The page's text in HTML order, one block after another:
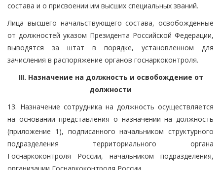
состава и о присвоении им высших специальных званий.
Лица высшего начальствующего состава, освобожденные
от должностей указом Президента Российской Федерации,
выводятся за штат в порядке, установленном для
зачисления в распоряжение органов госнаркоконтроля.
III. Назначение на должность и освобождение от
должности
13. Назначение сотрудника на должность осуществляется
на основании представления о назначении на должность
(приложение 1), подписанного начальником структурного
подразделения территориального органа
Госнаркоконтроля России, начальником подразделения,